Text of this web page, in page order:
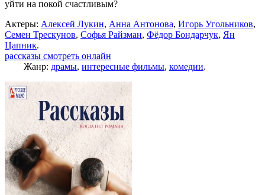
уйти на покой счастливым?
Актеры: Алексей Лукин, Анна Антонова, Игорь Угольников,
Семен Трескунов, Софья Райзман, Фёдор Бондарчук, Ян
Цапник.
рассказы смотреть онлайн
Жанр: драмы, интересные фильмы, комедии.